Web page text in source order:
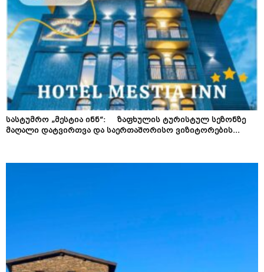
სასტუმრო „მესტია ინნ“: ზაფხულის ტურისტულ სეზონზე
მაღალი დატვირთვა და საერთაშორისო ვიზიტორების...